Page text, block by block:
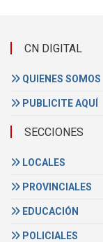
CN DIGITAL
QUIENES SOMOS
PUBLICITE AQUÍ
SECCIONES
LOCALES
PROVINCIALES
EDUCACIÓN
POLICIALES